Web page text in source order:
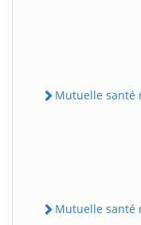
Mutuelle santé
Mutuelle santé